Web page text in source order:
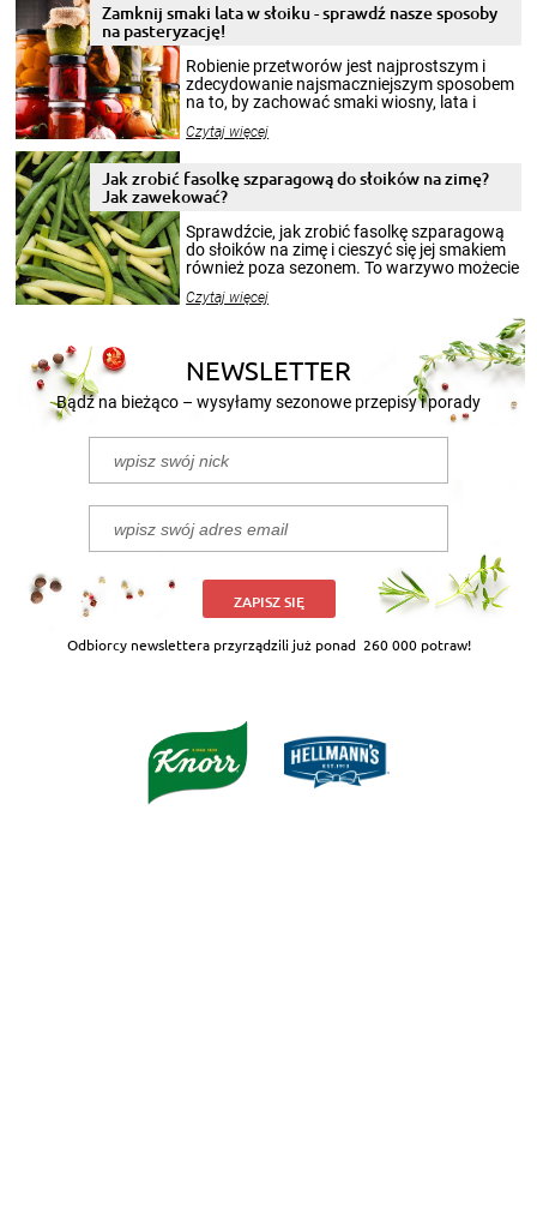
Zamknij smaki lata w słoiku - sprawdź nasze sposoby
na pasteryzację!
Robienie przetworów jest najprostszym i
zdecydowanie najsmaczniejszym sposobem
na to, by zachować smaki wiosny, lata i
krajobrazów, by cieszyć nimi oko w sezonie
pełni poczuć atmosferę cieplejszych
miesięcy. Przygotowanie słoików ze
patenty, które pozwolą zachować świeżość
przetworów.
Czytaj więcej
Jak zrobić fasolkę szparagową do słoików na zimę?
Jak zawekować?
Sprawdźcie, jak zrobić fasolkę szparagową
do słoików na zimę i cieszyć się jej smakiem
również poza sezonem. To warzywo możecie
nasze propozycje!
Czytaj więcej
NEWSLETTER
Bądź na bieżąco – wysyłamy sezonowe przepisy i porady
ZAPISZ SIĘ
Odbiorcy newslettera przyrządzili już ponad 260 000 potraw!